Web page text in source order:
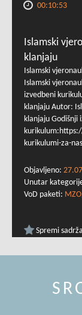
00:10:53
Islamski
klanjaju
Islamski
Islamski
izvedbeni
klanjaju Autor:
klanjaju Godišnji
kurikulumi-za-
Objavljeno:
Unutar
VoD paketi: MZO
Spremi